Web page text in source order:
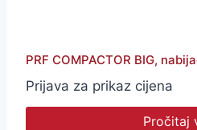
PRF COMPACTOR BIG,
Prijava za prikaz cijena
Pročitaj